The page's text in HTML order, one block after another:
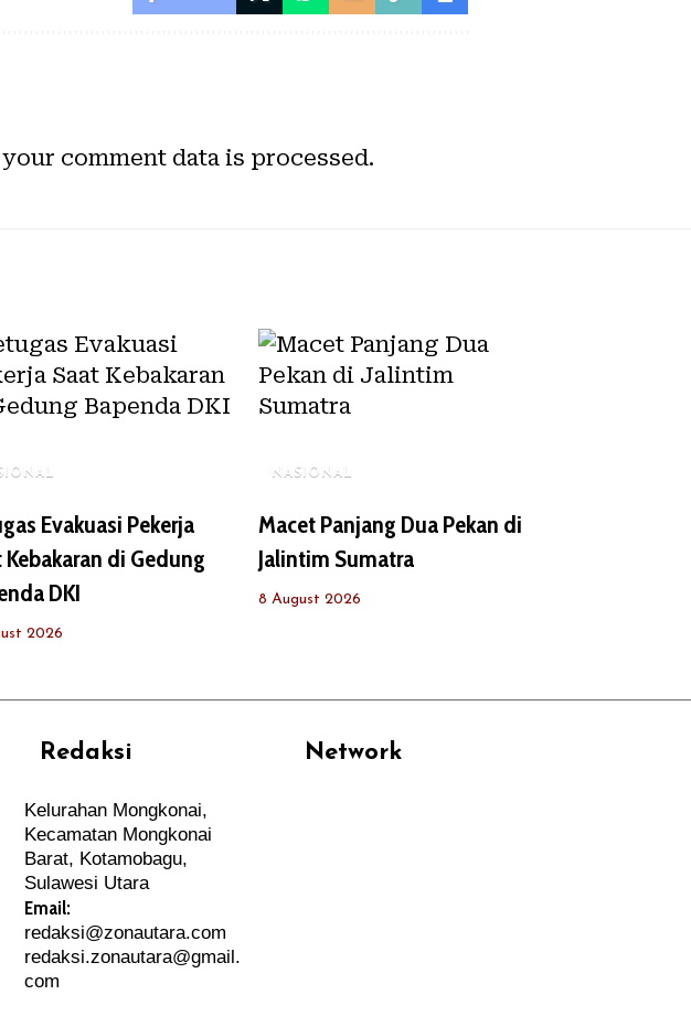
comment data is processed.
Evakuasi Pekerja
Kebakaran di Gedung
DKI
2026
NASIONAL
Macet Panjang Dua Pekan di
Jalintim Sumatra
8 August 2026
Redaksi
Kelurahan Mongkonai,
Kecamatan Mongkonai
Barat, Kotamobagu,
Sulawesi Utara
Email:
redaksi@zonautara.com
redaksi.zonautara@gmail.
com
Network